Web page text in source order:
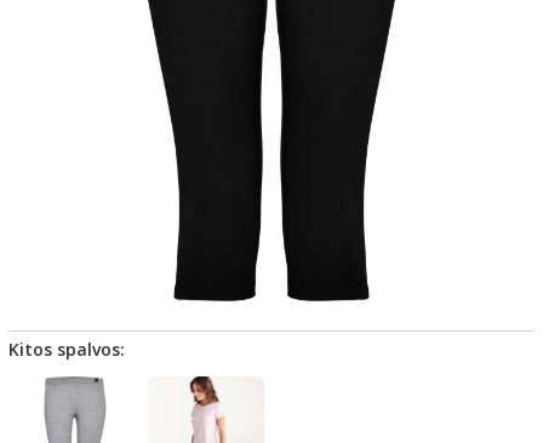
Kitos spalvos: